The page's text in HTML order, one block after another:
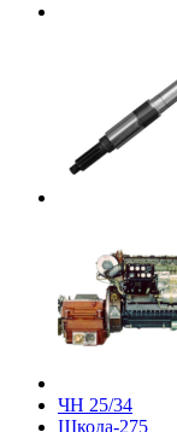
ЧН 25/34
Шкода-275